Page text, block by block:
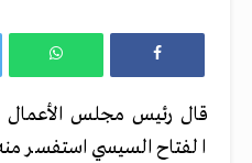
قال رئيس مجلس الأعمال
الفتاح السيسي استفسر